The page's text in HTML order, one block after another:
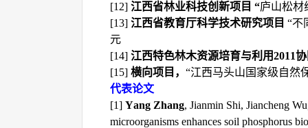
[1 2] 江西省林业科技创新项目 “庐山松材
[13] 江西省教育厅科学技术研究项目 “不
元
[14] 江西特色林木资源培育与利用2011
[1 5] 横向项目， “江西马头山国家级自然
代表论文
[1] Yang Zhang, Jianmin Shi, Jiancheng
microorganisms enhances soil phosphorus